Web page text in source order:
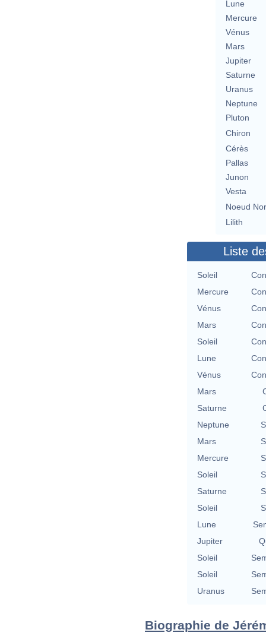
Lune
Mercure
Vénus
Mars
Jupiter
Saturne
Uranus
Neptune
Pluton
Chiron
Cérès
Pallas
Junon
Vesta
Noeud
Lilith
Liste
Soleil
Mercure
Vénus
Mars
Soleil
Lune
Vénus
Mars
Saturne
Neptune
Mars
Mercure
Soleil
Saturne
Soleil
Lune
Jupiter
Soleil
Soleil
Uranus
Biographie de